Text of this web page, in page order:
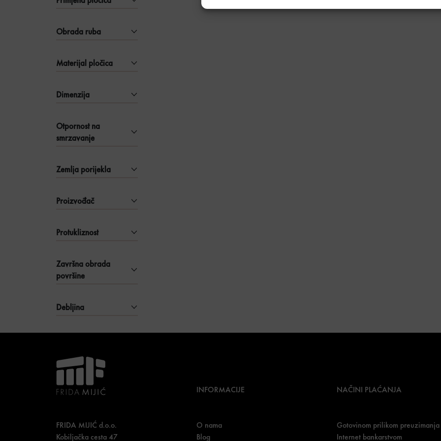
Obrada ruba
Materijal pločica
Dimenzija
Otpornost na
smrzavanje
Zemlja porijekla
Proizvođač
Protukliznost
Završna obrada
površine
Debljina
INFORMACIJE NAČINI PLAĆANJA
FRIDA MIJIĆ d.o.o.
Kobiljačka cesta 47
O nama
Blog
Gotovinom prilikom preuzimanja
Internet bankarstvom